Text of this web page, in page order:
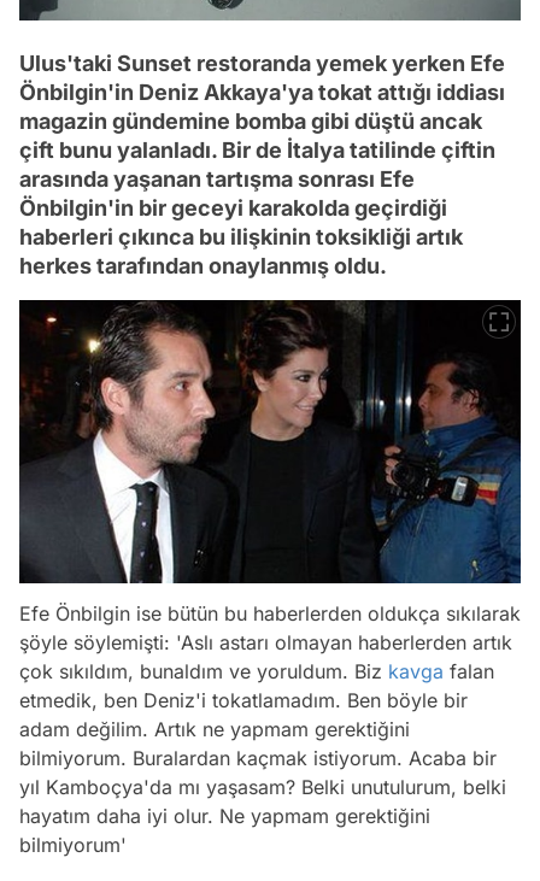
Ulus'taki Sunset restoranda yemek yerken Efe
Önbilgin'in Deniz Akkaya'ya tokat attığı iddiası
magazin gündemine bomba gibi düştü ancak
çift bunu yalanladı. Bir de İtalya tatilinde çiftin
arasında yaşanan tartışma sonrası Efe
Önbilgin'in bir geceyi karakolda geçirdiği
haberleri çıkınca bu ilişkinin toksikliği artık
herkes tarafından onaylanmış oldu.
Efe Önbilgin ise bütün bu haberlerden oldukça sıkılarak
şöyle söylemişti: 'Aslı astarı olmayan haberlerden artık
çok sıkıldım, bunaldım ve yoruldum. Biz kavga falan
etmedik, ben Deniz'i tokatlamadım. Ben böyle bir
adam değilim. Artık ne yapmam gerektiğini
bilmiyorum. Buralardan kaçmak istiyorum. Acaba bir
yıl Kamboçya'da mı yaşasam? Belki unutulurum, belki
hayatım daha iyi olur. Ne yapmam gerektiğini
bilmiyorum'